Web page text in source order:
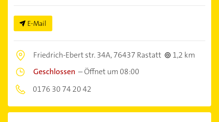
E-Mail
Friedrich-Ebert str. 34A,76437 Rastatt
1,2 km
Geschlossen –Öffnet um 08:00
0176 30 74 20 42